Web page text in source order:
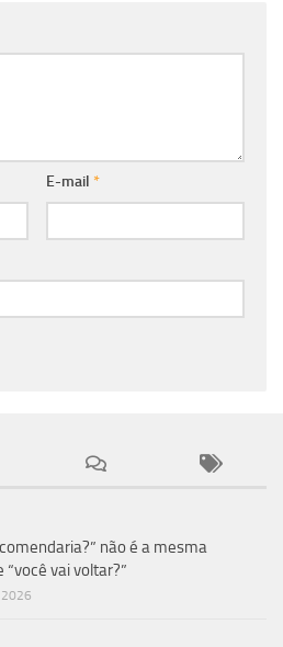
E-mail *
não é a mesma
vai voltar?”
2026